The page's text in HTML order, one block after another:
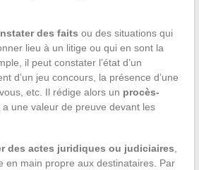
des faits ou des situations qui
lieu à un litige ou qui en sont la
il peut constater l’état d’un
d’un jeu concours, la présence d’une
etc. Il rédige alors un procès-
a une valeur de preuve devant les
des actes juridiques ou judiciaires,
en main propre aux destinataires. Par